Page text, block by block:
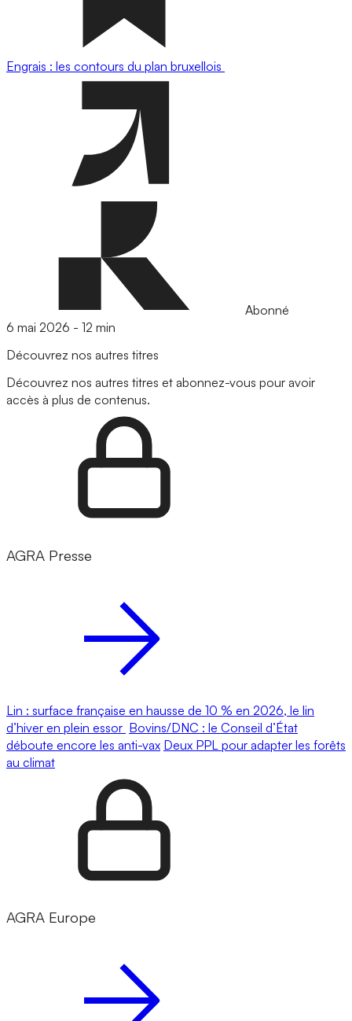
Engrais : les contours du plan bruxellois
Abonné
6 mai 2026 - 12 min
Découvrez nos autres titres
Découvrez nos autres titres et abonnez-vous pour avoir
accès à plus de contenus.
AGRA Presse
Lin : surface française en hausse de 10 % en 2026, le lin
d’hiver en plein essor Bovins/DNC : le Conseil d’État
déboute encore les anti-vax Deux PPL pour adapter les forêts
au climat
AGRA Europe